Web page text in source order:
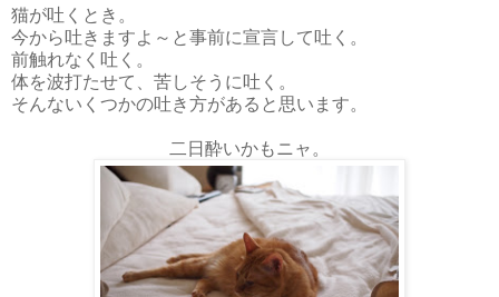
猫が吐くとき。
今から吐きますよ～と事前に宣言して吐く。
前触れなく吐く。
体を波打たせて、苦しそうに吐く。
そんないくつかの吐き方があると思います。
二日酔いかもニャ。